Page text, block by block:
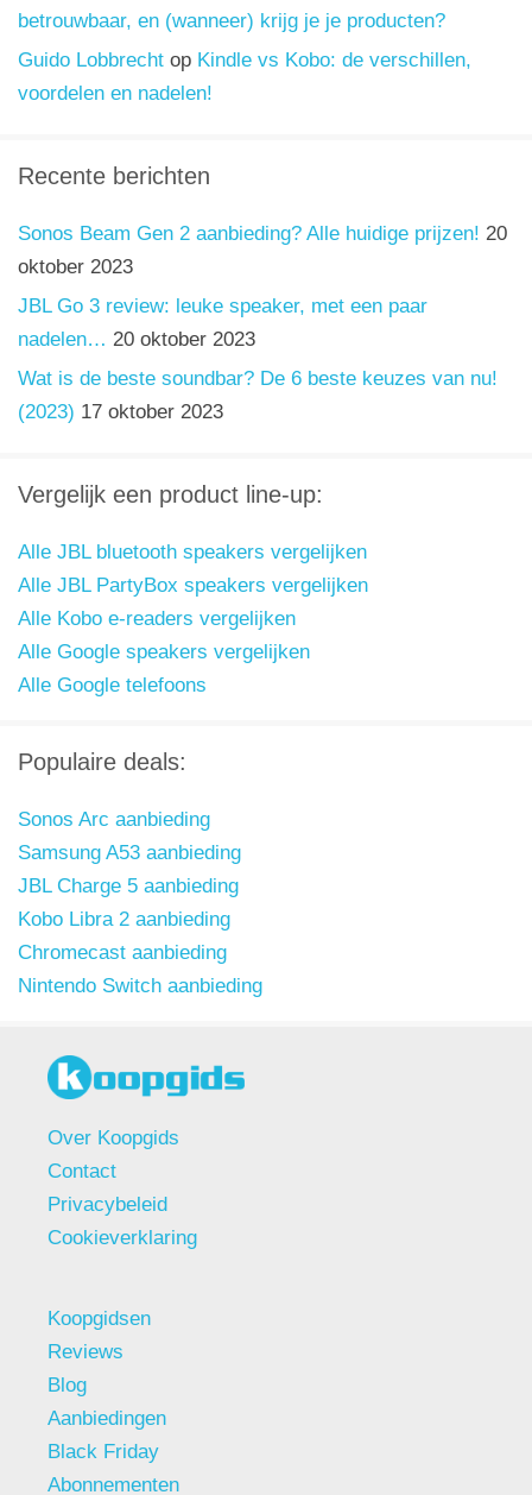
betrouwbaar, en (wanneer) krijg je je producten?
Guido Lobbrecht op Kindle vs Kobo: de verschillen,
voordelen en nadelen!
Recente berichten
Sonos Beam Gen 2 aanbieding? Alle huidige prijzen! 20
oktober 2023
JBL Go 3 review: leuke speaker, met een paar
nadelen… 20 oktober 2023
Wat is de beste soundbar? De 6 beste keuzes van nu!
(2023) 17 oktober 2023
Vergelijk een product line-up:
Alle JBL bluetooth speakers vergelijken
Alle JBL PartyBox speakers vergelijken
Alle Kobo e-readers vergelijken
Alle Google speakers vergelijken
Alle Google telefoons
Populaire deals:
Sonos Arc aanbieding
Samsung A53 aanbieding
JBL Charge 5 aanbieding
Kobo Libra 2 aanbieding
Chromecast aanbieding
Nintendo Switch aanbieding
Over Koopgids
Contact
Privacybeleid
Cookieverklaring
Koopgidsen
Reviews
Blog
Aanbiedingen
Black Friday
Abonnementen